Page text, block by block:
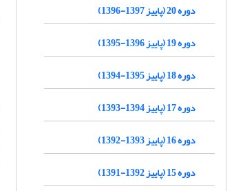
دوره 20 (پاییز 1397-1396)
دوره 19 (پاییز 1396-1395)
دوره 18 (پاییز 1395-1394)
دوره 17 (پاییز 1394-1393)
دوره 16 (پاییز 1393-1392)
دوره 15 (پاییز 1392-1391)